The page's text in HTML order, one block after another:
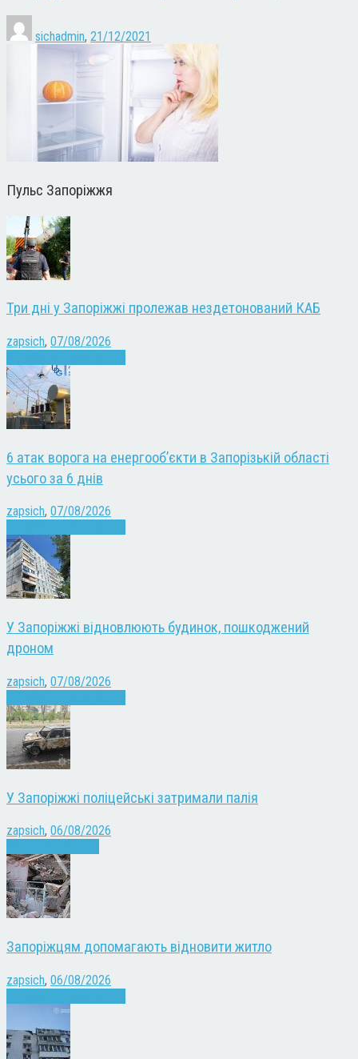
sichadmin, 21/12/2021
Пульс Запоріжжя
Три дні у Запоріжжі пролежав нездетонований КАБ
zapsich, 07/08/2026
6 атак ворога на енергооб’єкти в Запорізькій області
усього за 6 днів
zapsich, 07/08/2026
У Запоріжжі відновлюють будинок, пошкоджений
дроном
zapsich, 07/08/2026
У Запоріжжі поліцейські затримали палія
zapsich, 06/08/2026
Запоріжцям допомагають відновити житло
zapsich, 06/08/2026